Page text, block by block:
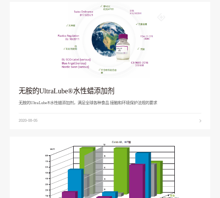
无胺的UltraLube®水性蜡添加剂
无胺的UltraLube®水性蜡添加剂，满足全球各种食品 接触和环境保护法规的要求
2020-08-05